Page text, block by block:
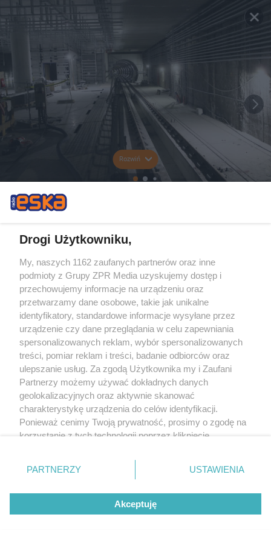
Rozwiń
Drogi Użytkowniku,
My, naszych 1162 zaufanych partnerów oraz inne
podmioty z Grupy ZPR Media uzyskujemy dostęp i
przechowujemy informacje na urządzeniu oraz
przetwarzamy dane osobowe, takie jak unikalne
identyfikatory, standardowe informacje wysyłane przez
urządzenie czy dane przeglądania w celu zapewniania
spersonalizowanych reklam, wybór spersonalizowanych
treści, pomiar reklam i treści, badanie odbiorców oraz
ulepszanie usług. Za zgodą Użytkownika my i Zaufani
Partnerzy możemy używać dokładnych danych
geolokalizacyjnych oraz aktywnie skanować
charakterystykę urządzenia do celów identyfikacji.
Ponieważ cenimy Twoją prywatność, prosimy o zgodę na
korzystanie z tych technologii poprzez kliknięcie
zmienić/wycofać klikając przycisk ustawień prywatności
znajdujący się w lewym dolnym rogu strony
rodzaje przetwarzania danych nie wymagają zgody
użytkownika, ale masz prawo sprzeciwić się takiemu
przetwarzaniu. Preferencje będą miały zastosowanie tylko
PARTNERZY USTAWIENIA
Akceptuję